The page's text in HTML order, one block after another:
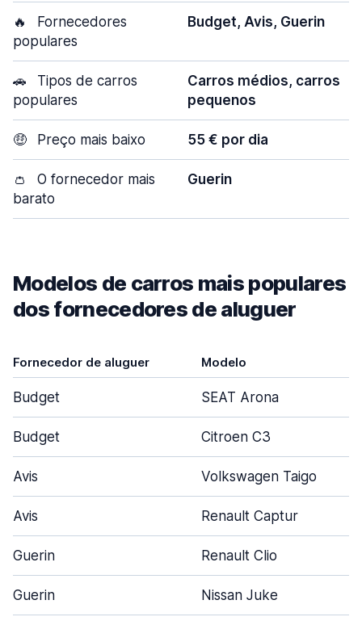
🔥
Fornecedores
populares
Budget, Avis, Guerin
🚗
Tipos de carros
populares
Carros médios, carros
pequenos
🤑 Preço mais baixo 55 € por dia
👛
O fornecedor mais
barato
Guerin
Modelos de carros mais populares
dos fornecedores de aluguer
Fornecedor de aluguer Modelo
Budget SEAT Arona
Budget Citroen C3
Avis Volkswagen Taigo
Avis Renault Captur
Guerin Renault Clio
Guerin Nissan Juke